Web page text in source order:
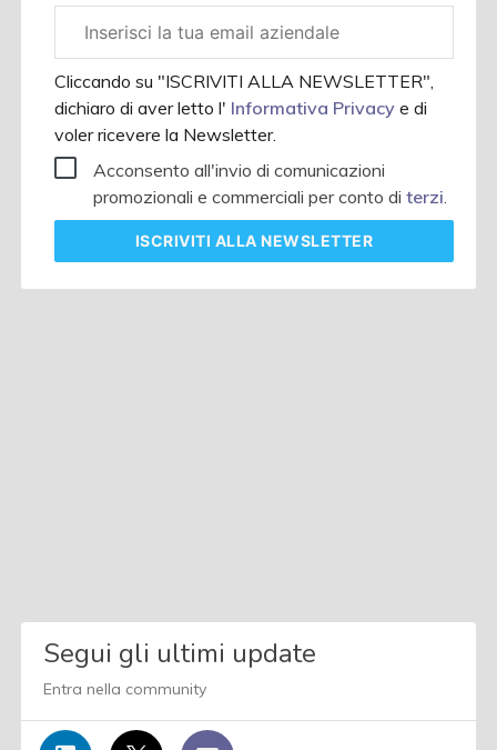
aziendale
Cliccando su "ISCRIVITI ALLA NEWSLETTER",
dichiaro di aver letto l' Informativa Privacye di
voler ricevere la Newsletter.
Acconsento all'invio di comunicazioni
promozionali e commerciali per conto diterzi.
ISCRIVITI ALLA NEWSLETTER
Segui gli ultimi update
Entra nella community